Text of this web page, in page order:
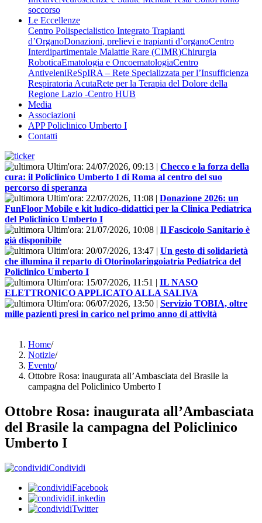
soccorso
Le Eccellenze
Centro Polispecialistico Integrato Trapianti
d’OrganoDonazioni, prelievi e trapianti d’organoCentro
Interdipartimentale Malattie Rare (CIMR)Chirurgia
RoboticaEmatologia e OncoematologiaCentro
AntiveleniReSpIRA – Rete Specializzata per l’Insufficienza
Respiratoria AcutaRete per la Terapia del Dolore della
Regione Lazio -Centro HUB
Media
Associazioni
APP Policlinico Umberto I
Contatti
Ultim'ora: 24/07/2026, 09:13 | Checco e la forza della
cura: il Policlinico Umberto I di Roma al centro del suo
percorso di speranza
Ultim'ora: 22/07/2026, 11:08 | Donazione 2026: un
FunFloor Mobile e kit ludico-didattici per la Clinica Pediatrica
del Policlinico Umberto I
Ultim'ora: 21/07/2026, 10:08 | Il Fascicolo Sanitario è
già disponibile
Ultim'ora: 20/07/2026, 13:47 | Un gesto di solidarietà
che illumina il reparto di Otorinolaringoiatria Pediatrica del
Policlinico Umberto I
Ultim'ora: 15/07/2026, 11:51 | IL NASO
ELETTRONICO APPLICATO ALLA SALIVA
Ultim'ora: 06/07/2026, 13:50 | Servizio TOBIA, oltre
mille pazienti presi in carico nel primo anno di attività
Home/
Notizie/
Evento/
Ottobre Rosa: inaugurata all’Ambasciata del Brasile la
campagna del Policlinico Umberto I
Ottobre Rosa: inaugurata all’Ambasciata
del Brasile la campagna del Policlinico
Umberto I
Condividi
Facebook
Linkedin
Twitter